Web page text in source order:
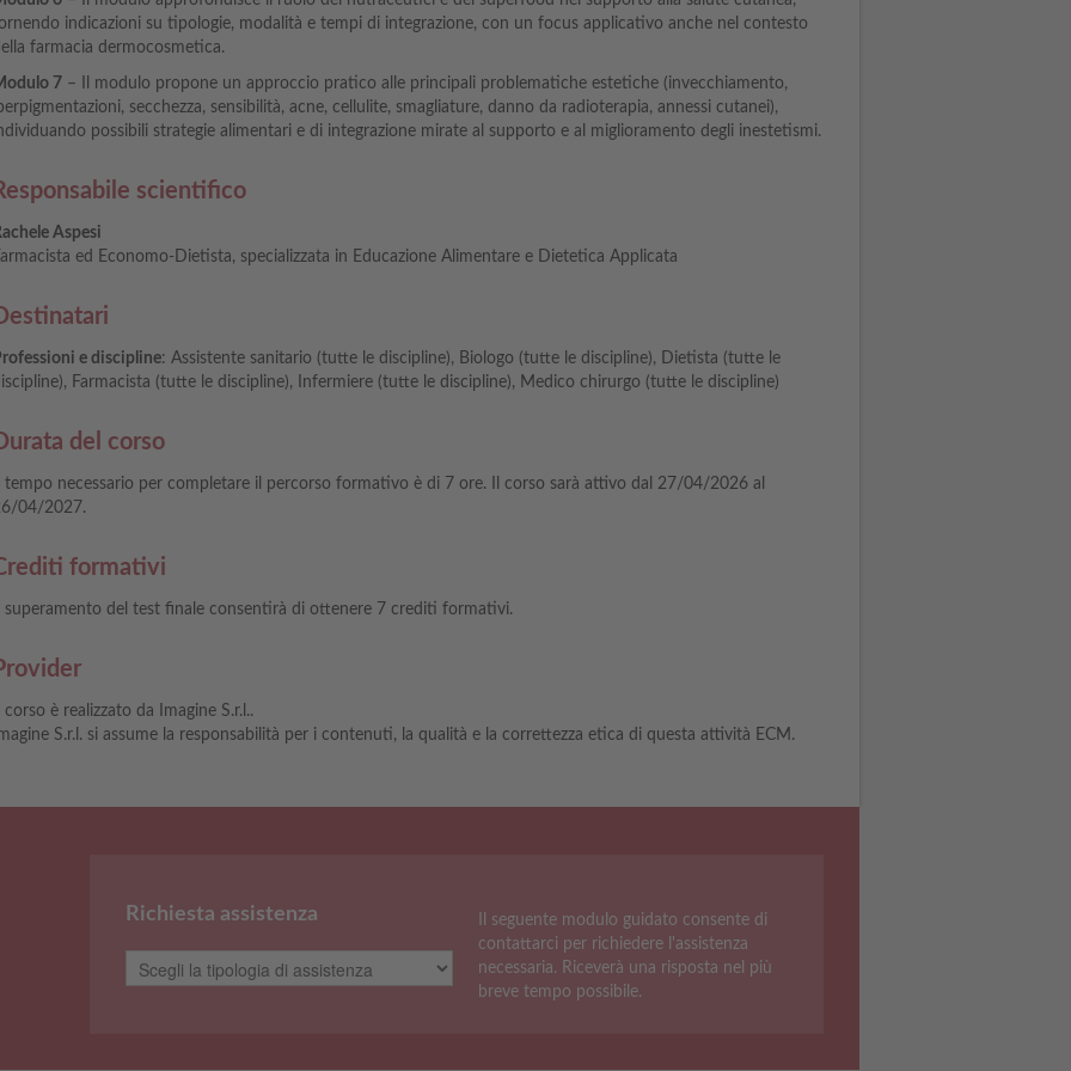
indicazioni su tipologie, modalità e tempi di integrazione, con un focus applicativo anche nel contesto
farmacia dermocosmetica.
7 – Il modulo propone un approccio pratico alle principali problematiche estetiche (invecchiamento,
secchezza, sensibilità, acne, cellulite, smagliature, danno da radioterapia, annessi cutanei),
possibili strategie alimentari e di integrazione mirate al supporto e al miglioramento degli inestetismi.
scientifico
Aspesi
ed Economo-Dietista, specializzata in Educazione Alimentare e Dietetica Applicata
e discipline: Assistente sanitario (tutte le discipline), Biologo (tutte le discipline), Dietista (tutte le
Farmacista (tutte le discipline), Infermiere (tutte le discipline), Medico chirurgo (tutte le discipline)
del corso
Il tempo necessario per completare il percorso formativo è di 7 ore. Il corso sarà attivo dal 27/04/2026 al
04/2027.
formativi
Il superamento del test finale consentirà di ottenere 7 crediti formativi.
Il corso è realizzato da Imagine S.r.l..
S.r.l. si assume la responsabilità per i contenuti, la qualità e la correttezza etica di questa attività ECM.
Richiesta assistenza
Il seguente modulo guidato consente di
contattarci per richiedere l'assistenza
necessaria. Riceverà una risposta nel più
breve tempo possibile.